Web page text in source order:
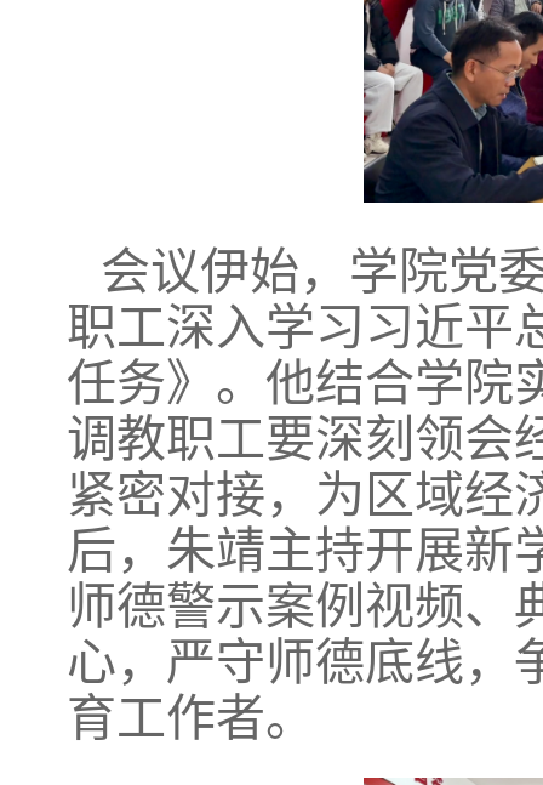
会议伊始，学院党
职工深入学习习近平
任务》。他结合学院
调教职工要深刻领会
紧密对接，为区域经
后，朱靖主持开展新
师德警示案例视频、
心，严守师德底线，
育工作者。